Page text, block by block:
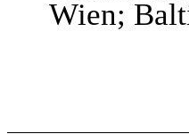
Wien;